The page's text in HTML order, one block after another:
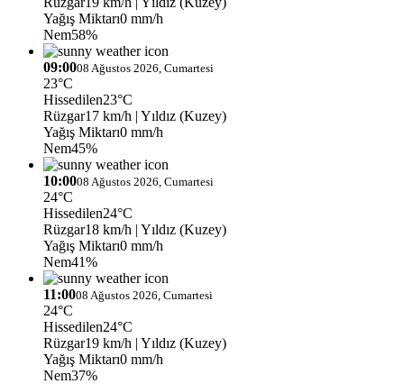
Yağış Miktarı0 mm/h
Nem58%
09:0008 Ağustos 2026, Cumartesi
23°C
Hissedilen23°C
Rüzgar17 km/h | Yıldız (Kuzey)
Yağış Miktarı0 mm/h
Nem45%
10:0008 Ağustos 2026, Cumartesi
24°C
Hissedilen24°C
Rüzgar18 km/h | Yıldız (Kuzey)
Yağış Miktarı0 mm/h
Nem41%
11:0008 Ağustos 2026, Cumartesi
24°C
Hissedilen24°C
Rüzgar19 km/h | Yıldız (Kuzey)
Yağış Miktarı0 mm/h
Nem37%